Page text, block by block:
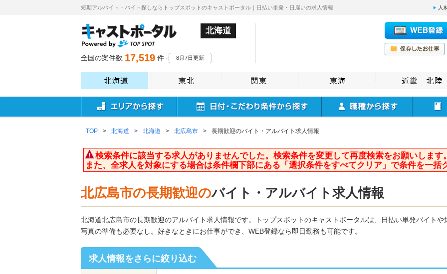
短期アルバイト・バイト探しならトップスポットのキャストポータル｜日払い単発・日雇いの求人情報 人
北海道
全国の案件数 17,519 件 8月7日更新
TOP > 北海道 > 北海道 > 北広島市 > 長期歓迎のバイト・アルバイト求人情報
検索条件に該当する求人がありませんでした。検索条件を変更して再度検索をお願いします
また、全求人を対象にする場合は条件欄下部にある「選択条件をすべてクリア」で条件を一括
北広島市の長期歓迎のバイト・アルバイト求人情報
北海道北広島市の長期歓迎のアルバイト求人情報です。トップスポットのキャストポータルは、日払い単発バイト
写真の準備も必要なし。好きなときにお仕事ができ、WEB登録なら即日勤務も可能です。
求人情報をさらに絞り込む